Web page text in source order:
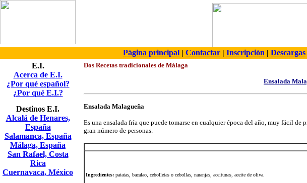
Página principal | Contactar | Inscripción | Descargas
E.I.
Acerca de E.I.
¿Por qué español?
¿Por qué E.I.?
Destinos E.I.
Alcalá de Henares,
España
Salamanca, España
Málaga, España
San Rafael, Costa
Rica
Cuernavaca, México
Dos Recetas tradicionales de Málaga
Ensalada
Ensalada Malagueña
Es una ensalada fría que puede tomarse en cualquier época del año, muy fácil de
gran número de personas.
Ingredientes: patatas, bacalao, cebolletas o cebollas, naranjas, aceitunas, aceite de oliva.